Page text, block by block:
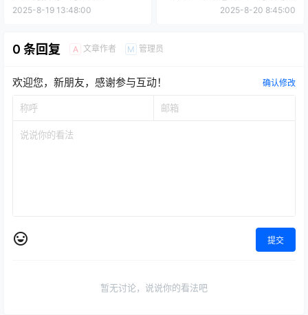
2025-8-19 13:48:00
路
2025-8-20 8:45:00
0 条回复 A 文章作者 M 管理员
欢迎您，新朋友，感谢参与互动！ 确认修改
提交
暂无讨论，说说你的看法吧